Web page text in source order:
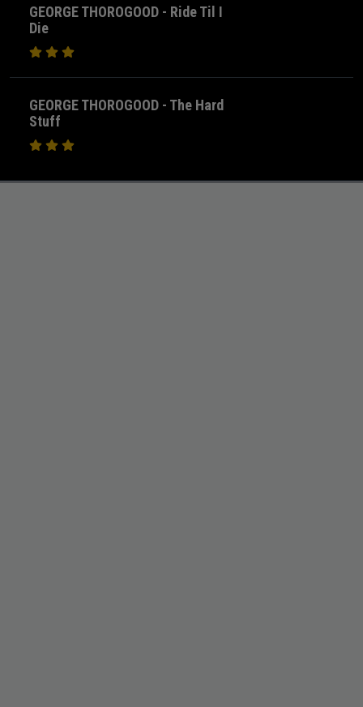
GEORGE THOROGOOD - Ride Til I
Die
GEORGE THOROGOOD - The Hard
Stuff